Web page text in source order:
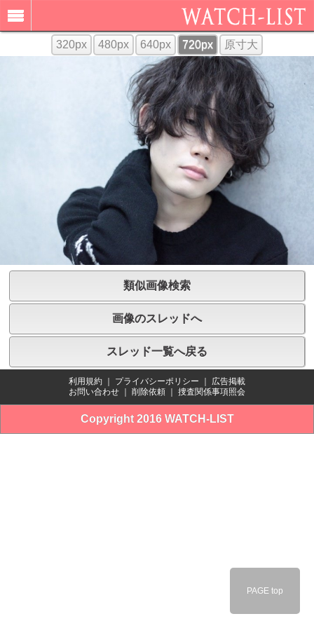
320px 480px 640px 720px 原寸大
類似画像検索
画像のスレッドへ
スレッド一覧へ戻る
利用規約 プライバシーポリシー
広告掲載
お問い合わせ
削除依頼 捜査関係事項照会
Copyright 2016 WATCH-LIST
PAGE top